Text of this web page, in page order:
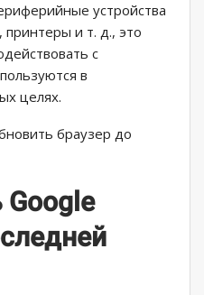
устройства
принтеры и т. д., это
с
в
целях.
браузер до
Google